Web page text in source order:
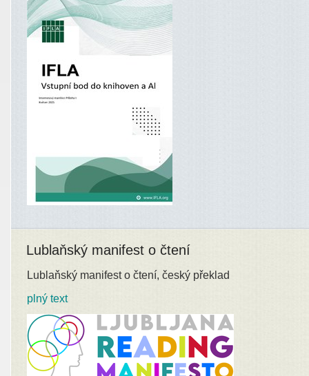
Lublaňský manifest o čtení
Lublaňský manifest o čtení, český překlad
plný text